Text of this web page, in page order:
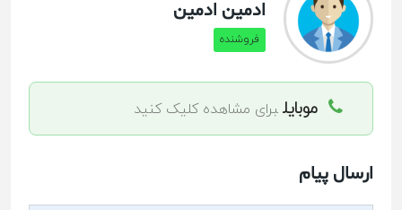
ادمین ادمین
فروشنده
موبایلبرای مشاهده کلیک کنید
ارسال پیام